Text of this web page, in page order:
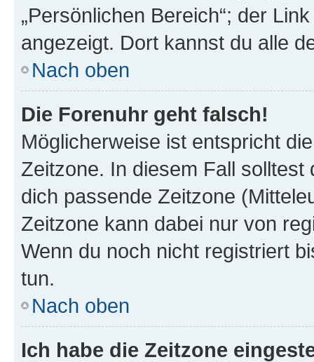
„Persönlichen Bereich“; der
angezeigt. Dort kannst du alle
Nach oben
Die Forenuhr geht falsch!
Möglicherweise ist entspricht
Zeitzone. In diesem Fall solltest
dich passende Zeitzone
Zeitzone kann dabei nur von
Wenn du noch nicht registriert
tun.
Nach oben
Ich habe die Zeitzone